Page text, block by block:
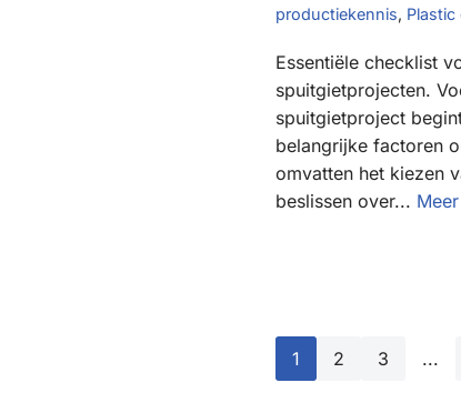
productiekennis, Plastic
Essentiële checklist
spuitgietprojecten.
spuitgietproject
belangrijke factoren
omvatten het kiezen
beslissen over...
1 2 3 ...